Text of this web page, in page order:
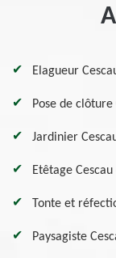
Elagueur
Pose de
Jardinier
Etêtage
Tonte et
Paysagiste